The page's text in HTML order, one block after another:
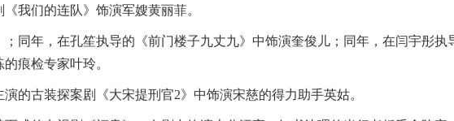
我们的连队》饰演军嫂黄丽菲。
同年，在孔笙执导的《前门楼子九丈九》中饰演奎俊儿；同年，在闫宇彤执
痕检专家叶玲。
的古装探案剧《大宋提刑官2》中饰演宋慈的得力助手英姑。